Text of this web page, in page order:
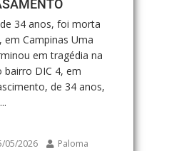
34 anos, foi morta
Campinas Uma
em tragédia na
DIC 4, em
de 34 anos,
05/2026
Paloma